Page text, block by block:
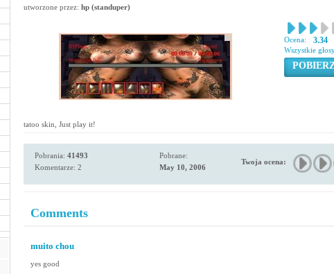
utworzone przez: hp (standuper)
Ocena: 3.34
Wszystkie
tatoo skin, Just play it!
Pobrania: 41493
Komentarze: 2
Pobrane:
May 10, 2006
Twoja ocena:
Comments
muito chou
yes good